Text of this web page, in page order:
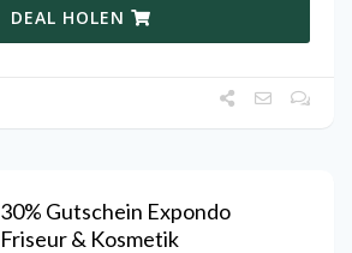
DEAL HOLEN
30% Gutschein Expondo
Friseur & Kosmetik